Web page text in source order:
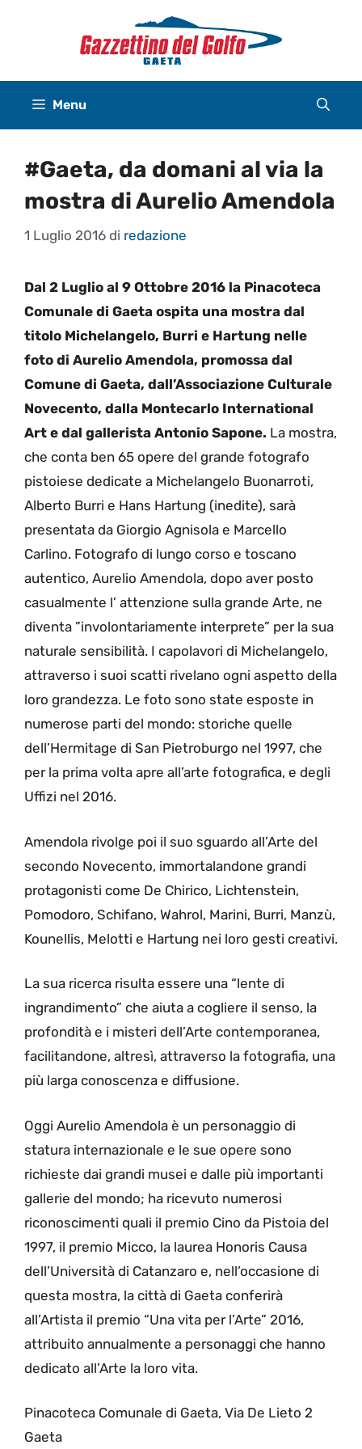
Menu
#Gaeta, da domani al via la
mostra di Aurelio Amendola
1 Luglio 2016 di redazione
Dal 2 Luglio al 9 Ottobre 2016 la Pinacoteca
Comunale di Gaeta ospita una mostra dal
titolo Michelangelo, Burri e Hartung nelle
foto di Aurelio Amendola, promossa dal
Comune di Gaeta, dall’Associazione Culturale
Novecento, dalla Montecarlo International
Art e dal gallerista Antonio Sapone. La mostra,
che conta ben 65 opere del grande fotografo
pistoiese dedicate a Michelangelo Buonarroti,
Alberto Burri e Hans Hartung (inedite), sarà
presentata da Giorgio Agnisola e Marcello
Carlino. Fotografo di lungo corso e toscano
autentico, Aurelio Amendola, dopo aver posto
casualmente l’ attenzione sulla grande Arte, ne
diventa ”involontariamente interprete” per la sua
naturale sensibilità. I capolavori di Michelangelo,
attraverso i suoi scatti rivelano ogni aspetto della
loro grandezza. Le foto sono state esposte in
numerose parti del mondo: storiche quelle
dell’Hermitage di San Pietroburgo nel 1997, che
per la prima volta apre all’arte fotografica, e degli
Uffizi nel 2016.
Amendola rivolge poi il suo sguardo all’Arte del
secondo Novecento, immortalandone grandi
protagonisti come De Chirico, Lichtenstein,
Pomodoro, Schifano, Wahrol, Marini, Burri, Manzù,
Kounellis, Melotti e Hartung nei loro gesti creativi.
La sua ricerca risulta essere una “lente di
ingrandimento” che aiuta a cogliere il senso, la
profondità e i misteri dell’Arte contemporanea,
facilitandone, altresì, attraverso la fotografia, una
più larga conoscenza e diffusione.
Oggi Aurelio Amendola è un personaggio di
statura internazionale e le sue opere sono
richieste dai grandi musei e dalle più importanti
gallerie del mondo; ha ricevuto numerosi
riconoscimenti quali il premio Cino da Pistoia del
1997, il premio Micco, la laurea Honoris Causa
dell’Università di Catanzaro e, nell’occasione di
questa mostra, la città di Gaeta conferirà
all’Artista il premio “Una vita per l’Arte” 2016,
attribuito annualmente a personaggi che hanno
dedicato all’Arte la loro vita.
Pinacoteca Comunale di Gaeta, Via De Lieto 2
Gaeta